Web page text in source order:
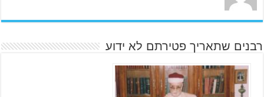
רבנים שתאריך פטירתם לא ידוע